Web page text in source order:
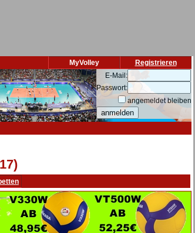
Registrieren
MyVolley
E-Mail:
Passwort:
angemeldet bleiben